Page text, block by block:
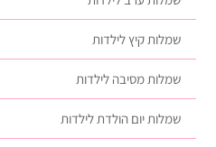
שמלות קיץ לילדות
שמלות מסיבה לילדות
שמלות יום הולדת לילדות